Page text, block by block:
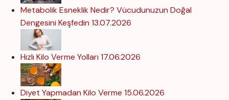
Metabolik Esneklik Nedir? Vücudunuzun Doğal
Dengesini Keşfedin 13.07.2026
Hızlı Kilo Verme Yolları 17.06.2026
Diyet Yapmadan Kilo Verme 15.06.2026